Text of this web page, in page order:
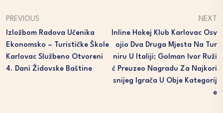
PREVIOUS
Izložbom Radova Učenika
Ekonomsko – Turističke Škole
Karlovac Službeno Otvoreni
4. Dani Židovske Baštine
NEXT
Inline Hokej Klub Karlovac Osv
Ojio Dva Druga Mjesta Na Tur
Niru U Italiji; Golman Ivor Ruži
Ć Preuzeo Nagradu Za Najkori
Snijeg Igrača U Obje Kategorij
E